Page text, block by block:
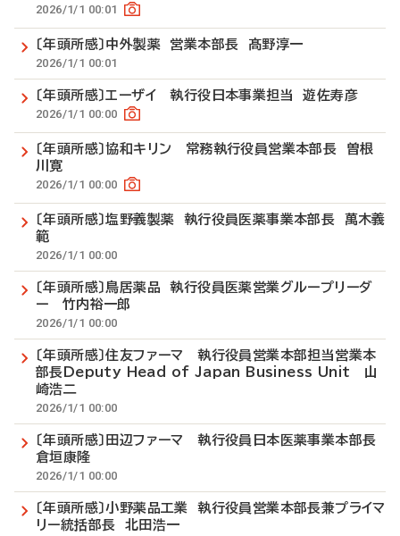
2026/1/1 00:01
〔年頭所感〕中外製薬 営業本部長 髙野淳一
2026/1/1 00:01
〔年頭所感〕エーザイ 執行役日本事業担当 遊佐寿彦
2026/1/1 00:00
〔年頭所感〕協和キリン 常務執行役員営業本部長 曽根
川寛
2026/1/1 00:00
〔年頭所感〕塩野義製薬 執行役員医薬事業本部長 萬木義
範
2026/1/1 00:00
〔年頭所感〕鳥居薬品 執行役員医薬営業グループリーダ
ー 竹内裕一郎
2026/1/1 00:00
〔年頭所感〕住友ファーマ 執行役員営業本部担当営業本
部長Deputy Head of Japan Business Unit 山
崎浩二
2026/1/1 00:00
〔年頭所感〕田辺ファーマ 執行役員日本医薬事業本部長
倉垣康隆
2026/1/1 00:00
〔年頭所感〕小野薬品工業 執行役員営業本部長兼プライマ
リー統括部長 北田浩一